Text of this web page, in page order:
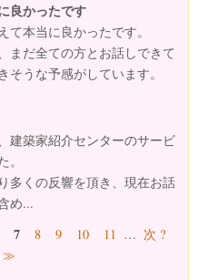
良かったです
本当に良かったです。
まだ全ての方とお話しできて
うな予感がしています。
建築家紹介センターのサービ
多くの反響を頂き、現在お話
め...
7 8 9 10 11 … 次 ?
≫